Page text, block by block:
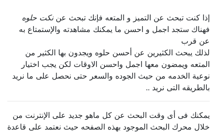
إذا كنت تبحث عن التميز و المتعه فإنك تبحث عننكت حلوه
فهناك ستجد اجمل و احسن ما يمكنك مشاهدته والإستمتاع به
عن قرب
لذلك يبحث الكثيرين عن أحسن حلوه ويجدون بها الكثير من
المتعه ويمضون معها اجمل واحسن الاوقات لكن يجب اختيار
نوعية الخدمه من حيث الجوده والسعر حتى نحصل على ما نريد
بالطريقه التى نريد ..
يمكنك فى أى وقت البحث عن كل ماهو جديد على الإنترنت من
خلال محرك البحث الموجود بهذه الصفحه حيث نعتمد على قاعدة